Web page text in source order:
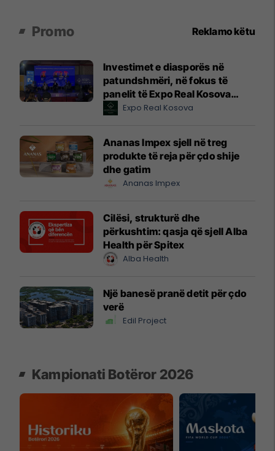
Promo Reklamo këtu
Investimet e diasporës në
patundshmëri, në fokus të
panelit të Expo Real Kosova
2026Expo Real Kosova
Ananas Impex sjell në treg
produkte të reja për çdo shije
dhe gatim
Ananas Impex
Cilësi, strukturë dhe
përkushtim: qasja që sjell Alba
Health për Spitex
Alba Health
Një banesë pranë detit për çdo
verë
Edil Project
Kampionati Botëror 2026